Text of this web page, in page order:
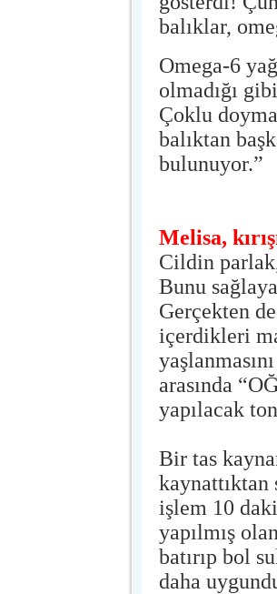
balıklar,
Omega-6
olmadığı
Çoklu
balıktan
bulunuyor.”
Melisa,
Cildin parlak,
Bunu
Gerçekten
içerdikleri
arasında
yapılacak
Bir tas
kaynattıktan
işlem 10
yapılmış
batırıp bol
daha